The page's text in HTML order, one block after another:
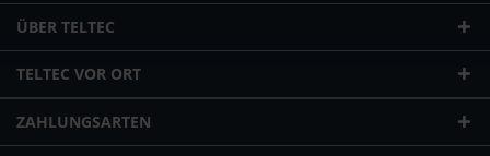
ÜBER TELTEC
TELTEC VOR ORT
ZAHLUNGSARTEN